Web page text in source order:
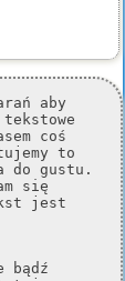
aby
coś
to
do gustu.
się
jest
bądź